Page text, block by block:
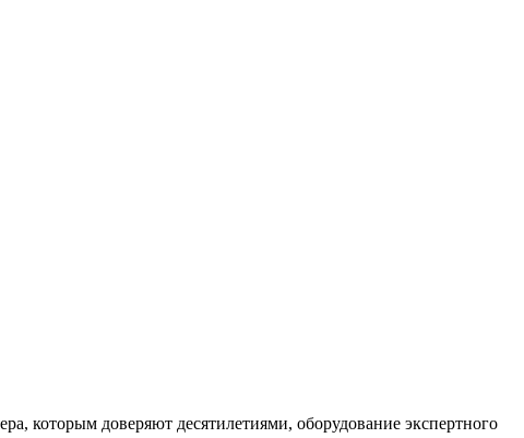
которым доверяют десятилетиями, оборудование экспертного